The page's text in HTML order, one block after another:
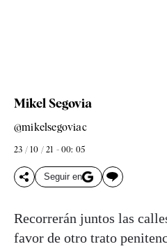
Mikel Segovia
@mikelsegoviac
23 / 10 / 21 - 00: 05
Seguir en
Recorrerán juntos las
favor de otro trato